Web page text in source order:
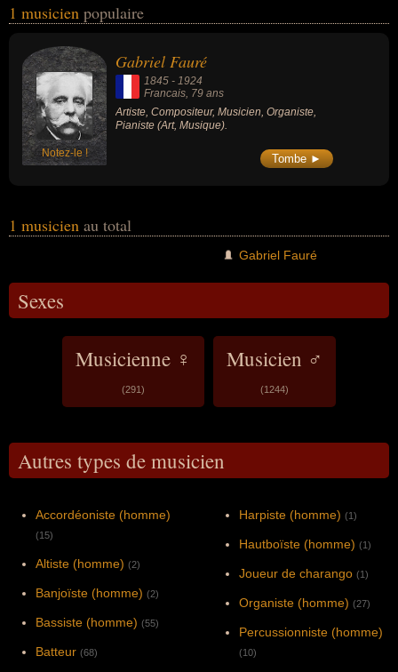
liens variés dans les domaines de l'art ou de la musique. Ces
organiste ou pianiste. En ce qui concerne leurs nationalités au
moment de leurs morts, ils peuvent avoir été francais par exemple.
1 musicien populaire
Notez-le !
Gabriel Fauré
1845 - 1924
Francais, 79 ans
Artiste, Compositeur, Musicien, Organiste,
Pianiste (Art, Musique).
Tombe ►
1 musicien au total
Gabriel Fauré
Sexes
Musicienne ♀
(291)
Musicien ♂
(1244)
Autres types de musicien
Accordéoniste (homme)
(15)
Altiste (homme) (2)
Banjoïste (homme) (2)
Bassiste (homme) (55)
Batteur (68)
Harpiste (homme) (1)
Hautboïste (homme) (1)
Joueur de charango (1)
Organiste (homme) (27)
Percussionniste (homme)
(10)